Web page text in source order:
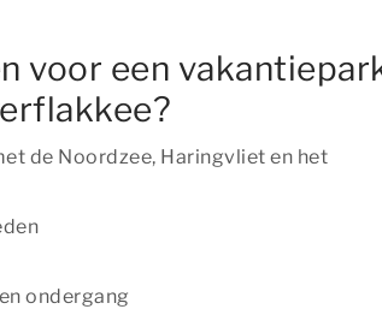
voor een
de Noordzee, Haringvliet en het
ondergang